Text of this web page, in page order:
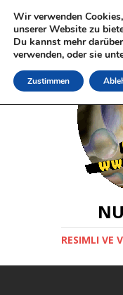
RESIMLI VE
Wir verwenden
unserer Website zu
Du kannst mehr
verwenden, oder sie
Zustimmen